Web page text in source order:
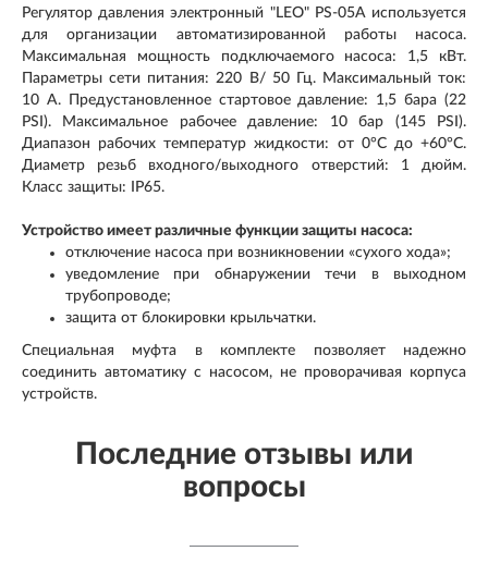
Регулятор давления электронный "LEO" PS-05A используется
для организации автоматизированной работы насоса.
Максимальная мощность подключаемого насоса: 1,5 кВт.
Параметры сети питания: 220 В/ 50 Гц. Максимальный ток:
10 А. Предустановленное стартовое давление: 1,5 бара (22
PSI). Максимальное рабочее давление: 10 бар (145 PSI).
Диапазон рабочих температур жидкости: от 0°С до +60°С.
Диаметр резьб входного/выходного отверстий: 1 дюйм.
Класс защиты: IP65.
Устройство имеет различные функции защиты насоса:
отключение насоса при возникновении «сухого хода»;
уведомление при обнаружении течи в выходном
трубопроводе;
защита от блокировки крыльчатки.
Специальная муфта в комплекте позволяет надежно
соединить автоматику с насосом, не проворачивая корпуса
устройств.
Последние отзывы или
вопросы